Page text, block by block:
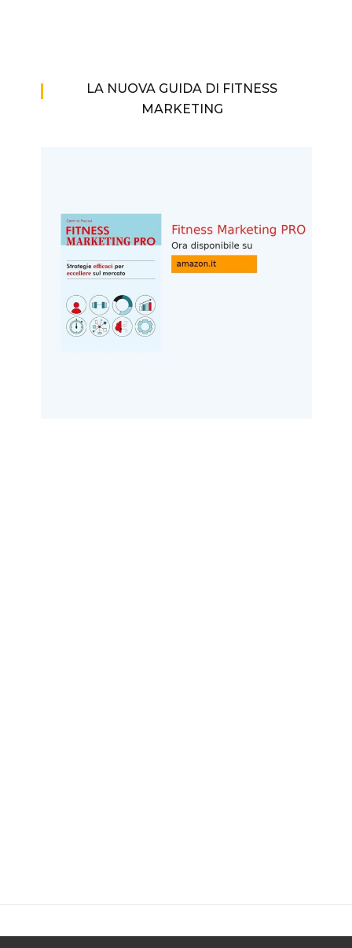
LA NUOVA GUIDA DI FITNESS
MARKETING